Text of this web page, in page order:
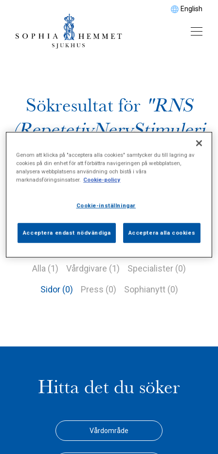
English
Sökresultat för "RNS
(RepetetivNervStimuleri
ng )"
Alla (1) Vårdgivare (1) Specialister (0)
Sidor (0) Press (0) Sophianytt (0)
Hitta det du söker
Vårdområde
Genom att klicka på "acceptera alla cookies" samtycker du till lagring av
cookies på din enhet för att förbättra navigeringen på webbplatsen,
analysera webbplatsens användning och bistå i våra
marknadsföringsinsatser. Cookie-policy
Cookie-inställningar
Acceptera endast nödvändiga Acceptera alla cookies